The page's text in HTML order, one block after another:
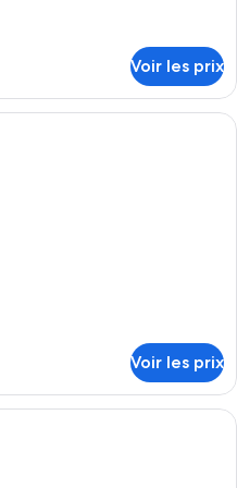
Voir les prix
Une cuisine avec un coin bar, deux
Voir les prix
Une petite pièce avec une table